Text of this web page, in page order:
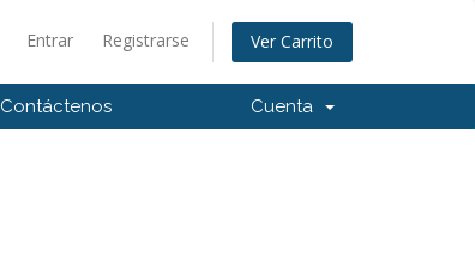
Entrar Registrarse Ver Carrito
Contáctenos Cuenta